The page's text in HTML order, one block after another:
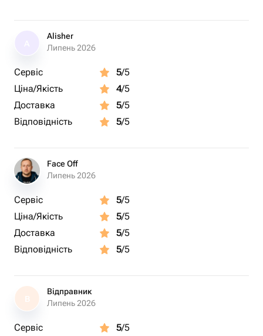
Alisher
Липень 2026
Сервіс 5/5
Ціна/Якість
4/5
Доставка
5/5
Відповідність
5/5
Face Off
Липень 2026
Сервіс 5/5
Ціна/Якість
5/5
Доставка
5/5
Відповідність
5/5
В
Відправник
Липень 2026
Сервіс 5/5